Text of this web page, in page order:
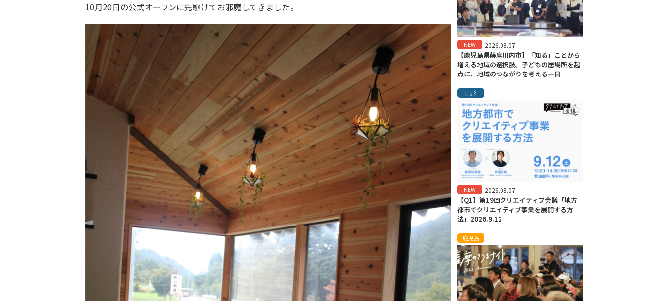
10月20日の公式オープンに先駆けてお邪魔してきました。
NEW 2026.08.07
【鹿児島県薩摩川内市】「知る」ことから
増える地域の選択肢。子どもの居場所を起
点に、地域のつながりを考える一日
山形
NEW 2026.08.07
【Q1】第19回クリエイティブ会議「地方
都市でクリエイティブ事業を展開する方
法」2026.9.12
鹿児島